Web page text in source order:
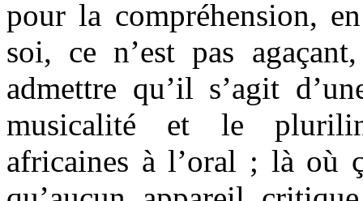
pour la compréhension,
soi, ce n’est pas
admettre qu’il s’agit
musicalité et le
africaines à l’oral ; là où